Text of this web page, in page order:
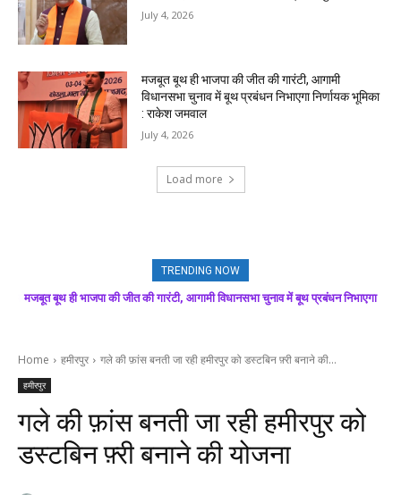
July 4, 2026
मजबूत बूथ ही भाजपा की जीत की गारंटी, आगामी
विधानसभा चुनाव में बूथ प्रबंधन निभाएगा निर्णायक भूमिका
: राकेश जमवाल
July 4, 2026
Load more